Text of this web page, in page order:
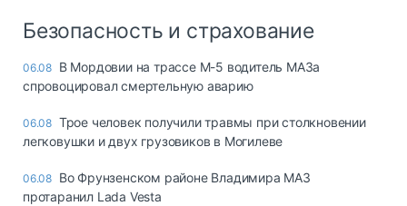
Безопасность и страхование
06.08 В Мордовии на трассе М-5 водитель МАЗа
спровоцировал смертельную аварию
06.08 Трое человек получили травмы при столкновении
легковушки и двух грузовиков в Могилеве
06.08 Во Фрунзенском районе Владимира МАЗ
протаранил Lada Vesta